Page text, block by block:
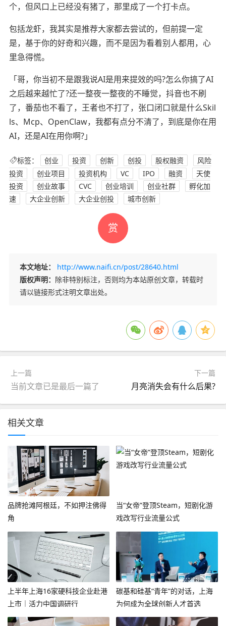
个，但风口上已经没有猪了，那里成了一个打卡点。
包括龙虾，我其实是推荐大家都去尝试的，但前提一定
是，基于你的好奇和兴趣，而不是因为看着别人都用，心
里急得慌。
「哥，你当初不是跟我说AI是用来提效的吗?怎么你搞了AI
之后越来越忙了?还一整夜一整夜的不睡觉，抖音也不刷
了，番茄也不看了，王者也不打了，张口闭口就是什么Skil
ls、Mcp、OpenClaw，我都有点分不清了，到底是你在用
AI，还是AI在用你啊?」
标签： 创业 投资 创新 创投 股权融资
风险
投资
创业项目 投资机构 VC IPO 融资
天使
投资
创业故事 CVC 创业培训 创业社群
孵化加
速
大企业创新 大企业创投 城市创新
赏
本文地址：
http://www.naifi.cn/post/28640.html
版权声明： 除非特别标注，否则均为本站原创文章，转载时
请以链接形式注明文章出处。
上一篇
当前文章已是最后一篇了
下一篇
月亮消失会有什么后果?
相关文章
品牌抢滩阿根廷，不如押注佛得
角
当“女帝”登顶Steam，短剧化游
戏改写行业流量公式
上半年上海16家硬科技企业赴港
上市｜活力中国调研行
碳基和硅基“青年”的对话，上海
为何成为全球创新人才首选